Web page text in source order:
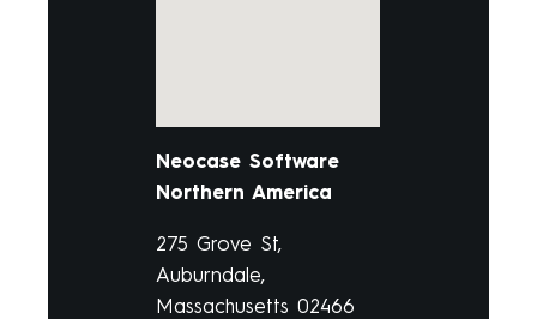
Neocase Software
Northern America
275 Grove St,
Auburndale,
Massachusetts 02466